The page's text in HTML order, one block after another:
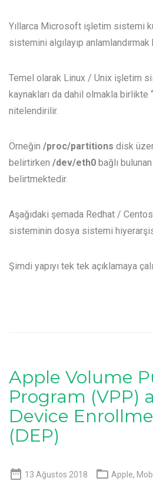
Yıllarca Microsoft işletim sistemi
sistemini algılayıp
Temel olarak Linux / Unix işletim
kaynakları da dahil olmakla birlikte
nitelendirilir.
Örneğin /proc/partitions disk
belirtirken /dev/eth0 bağlı
belirtmektedir.
Aşağıdaki şemada Redhat /
sisteminin dosya sistemi
Şimdi yapıyı tek tek açıklamaya
Apple Volume
Program (VPP)
Device
(DEP)
 13 Ağustos 2018  Apple,